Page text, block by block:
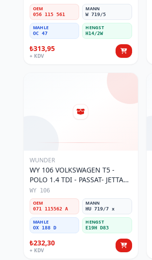
OEM
056 115 561
MANN
W 719/5
MAHLE
OC 47
HENGST
H14/2W
₺313,95
+ KDV
WUNDER
WY 106 VOLKSWAGEN T5 -
POLO 1.4 TDI - PASSAT- JETTA
03-11 071 115562 A Yağ Filtresi
WY 106
OEM
071 115562 A
MANN
HU 719/7 x
MAHLE
OX 188 D
HENGST
E19H D83
₺232,30
+ KDV